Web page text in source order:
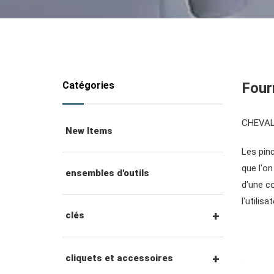
Catégories
New Items
ensembles d'outils
clés
clés mixtes
cliquets et accessoires
Les
que
d'une